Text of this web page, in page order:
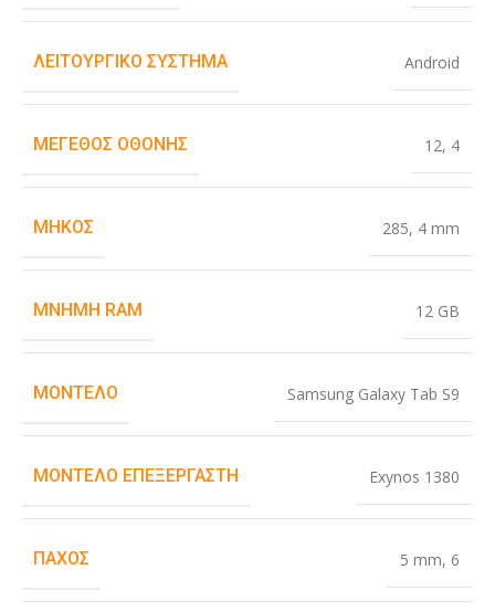
ΛΕΙΤΟΥΡΓΙΚΌ ΣΎΣΤΗΜΑ Android
ΜΈΓΕΘΟΣ ΟΘΌΝΗΣ 12, 4
ΜΉΚΟΣ 285, 4 mm
ΜΝΉΜΗ RAM 12 GB
ΜΟΝΤΈΛΟ Samsung Galaxy Tab S9
ΜΟΝΤΈΛΟ ΕΠΕΞΕΡΓΑΣΤΉ Exynos 1380
ΠΆΧΟΣ 5 mm, 6